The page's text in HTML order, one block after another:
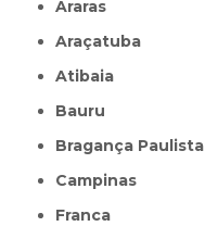
Araras
Araçatuba
Atibaia
Bauru
Bragança Paulista
Campinas
Franca